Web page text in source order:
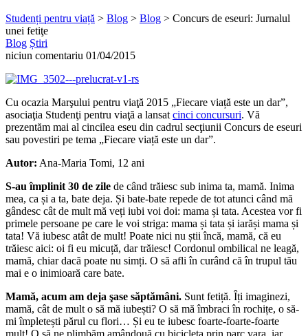
Studenți pentru viață > Blog > Blog > Concurs de eseuri: Jurnalul
unei fetiţe
Blog Știri
niciun comentariu 01/04/2015
Cu ocazia Marşului pentru viaţă 2015 „Fiecare viață este un dar”,
asociaţia Studenţi pentru viaţă a lansatcinci concursuri. Vă
prezentăm mai al cincilea eseu din cadrul secţiunii Concurs de eseuri
sau povestiri pe tema „Fiecare viață este un dar”.
Autor: Ana-Maria Tomi, 12 ani
S-au împlinit 30 de zile de când trăiesc sub inima ta, mamă. Inima
mea, ca și a ta, bate deja. Și bate-bate repede de tot atunci când mă
gândesc cât de mult mă veți iubi voi doi: mama și tata. Acestea vor fi
primele persoane pe care le voi striga: mama și tata și iarăși mama și
tata! Vă iubesc atât de mult! Poate nici nu știi încă, mamă, că eu
trăiesc aici: oi fi eu micuță, dar trăiesc! Cordonul ombilical ne leagă,
mamă, chiar dacă poate nu simți. O să afli în curând că în trupul tău
mai e o inimioară care bate.
Mamă, acum am deja şase săptămâni. Sunt fetiță. Îți imaginezi,
mamă, cât de mult o să mă iubești? O să mă îmbraci în rochițe, o să-
mi împletești părul cu flori… Și eu te iubesc foarte-foarte-foarte